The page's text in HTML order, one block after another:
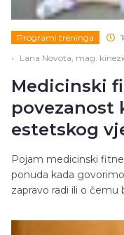
Programi treninga
•
Lana Novota, mag.
Medicinski
povezanost
estetskog
Pojam medicinski
ponuda kada
zapravo radi ili o čemu